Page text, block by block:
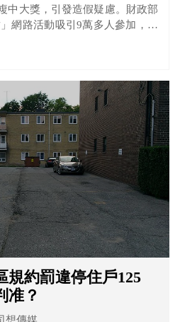
中大獎，引發造假疑慮。財政部
網路活動吸引9萬多人參加，財
參加抽獎活動，抽獎共有3期，
爭議。
規約罰違停住戶125
准？